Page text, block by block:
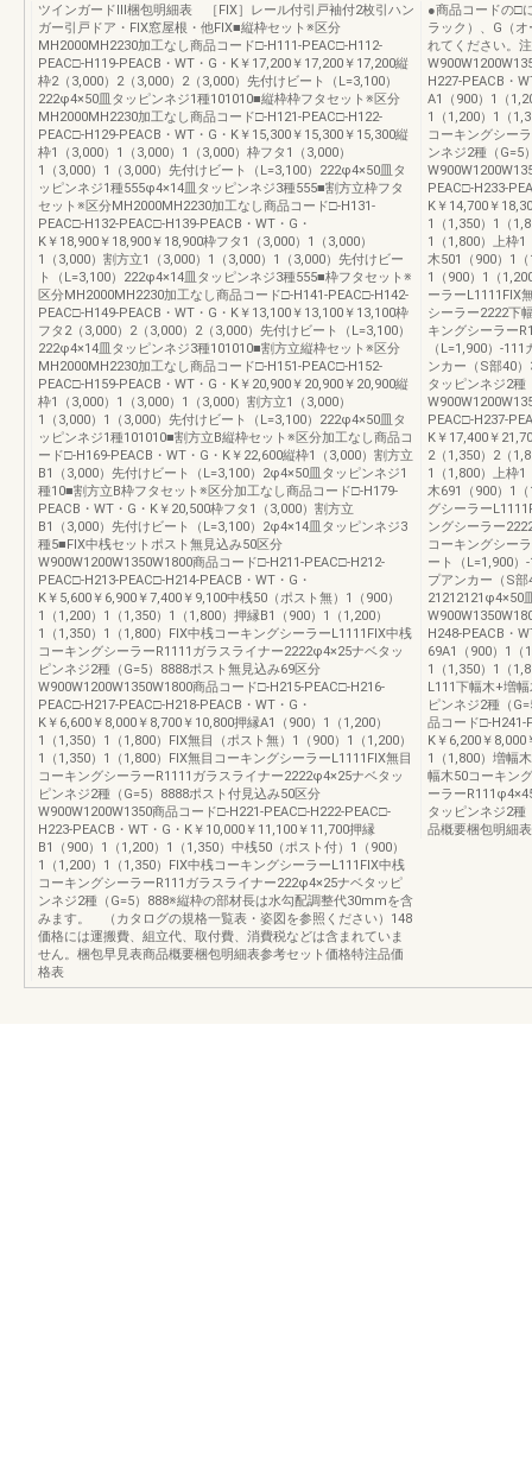
ツインガードⅢ梱包明細表 ［FIX］レール付引戸袖付2枚引ハン
ガー引戸ドア・FIX窓屋根・他FIX■縦枠セット※区分
MH2000MH2230加工なし商品コード□-H111-PEAC□-H112-
PEAC□-H119-PEACB・WT・G・K￥17,200￥17,200￥17,200縦
枠2（3,000）2（3,000）2（3,000）先付けビート（L=3,100）
222φ4×50皿タッピンネジ1種101010■縦枠枠フタセット※区分
MH2000MH2230加工なし商品コード□-H121-PEAC□-H122-
PEAC□-H129-PEACB・WT・G・K￥15,300￥15,300￥15,300縦
枠1（3,000）1（3,000）1（3,000）枠フタ1（3,000）
1（3,000）1（3,000）先付けビート（L=3,100）222φ4×50皿タ
ッピンネジ1種555φ4×14皿タッピンネジ3種555■割方立枠フタ
セット※区分MH2000MH2230加工なし商品コード□-H131-
PEAC□-H132-PEAC□-H139-PEACB・WT・G・
K￥18,900￥18,900￥18,900枠フタ1（3,000）1（3,000）
1（3,000）割方立1（3,000）1（3,000）1（3,000）先付けビー
ト（L=3,100）222φ4×14皿タッピンネジ3種555■枠フタセット※
区分MH2000MH2230加工なし商品コード□-H141-PEAC□-H142-
PEAC□-H149-PEACB・WT・G・K￥13,100￥13,100￥13,100枠
フタ2（3,000）2（3,000）2（3,000）先付けビート（L=3,100）
222φ4×14皿タッピンネジ3種101010■割方立縦枠セット※区分
MH2000MH2230加工なし商品コード□-H151-PEAC□-H152-
PEAC□-H159-PEACB・WT・G・K￥20,900￥20,900￥20,900縦
枠1（3,000）1（3,000）1（3,000）割方立1（3,000）
1（3,000）1（3,000）先付けビート（L=3,100）222φ4×50皿タ
ッピンネジ1種101010■割方立B縦枠セット※区分加工なし商品コ
ード□-H169-PEACB・WT・G・K￥22,600縦枠1（3,000）割方立
B1（3,000）先付けビート（L=3,100）2φ4×50皿タッピンネジ1
種10■割方立B枠フタセット※区分加工なし商品コード□-H179-
PEACB・WT・G・K￥20,500枠フタ1（3,000）割方立
B1（3,000）先付けビート（L=3,100）2φ4×14皿タッピンネジ3
種5■FIX中桟セットポスト無見込み50区分
W900W1200W1350W1800商品コード□-H211-PEAC□-H212-
PEAC□-H213-PEAC□-H214-PEACB・WT・G・
K￥5,600￥6,900￥7,400￥9,100中桟50（ポスト無）1（900）
1（1,200）1（1,350）1（1,800）押縁B1（900）1（1,200）
1（1,350）1（1,800）FIX中桟コーキングシーラーL1111FIX中桟
コーキングシーラーR1111ガラスライナー2222φ4×25ナベタッ
ピンネジ2種（G=5）8888ポスト無見込み69区分
W900W1200W1350W1800商品コード□-H215-PEAC□-H216-
PEAC□-H217-PEAC□-H218-PEACB・WT・G・
K￥6,600￥8,000￥8,700￥10,800押縁A1（900）1（1,200）
1（1,350）1（1,800）FIX無目（ポスト無）1（900）1（1,200）
1（1,350）1（1,800）FIX無目コーキングシーラーL1111FIX無目
コーキングシーラーR1111ガラスライナー2222φ4×25ナベタッ
ピンネジ2種（G=5）8888ポスト付見込み50区分
W900W1200W1350商品コード□-H221-PEAC□-H222-PEAC□-
H223-PEACB・WT・G・K￥10,000￥11,100￥11,700押縁
B1（900）1（1,200）1（1,350）中桟50（ポスト付）1（900）
1（1,200）1（1,350）FIX中桟コーキングシーラーL111FIX中桟
コーキングシーラーR111ガラスライナー222φ4×25ナベタッピ
ンネジ2種（G=5）888※縦枠の部材長は水勾配調整代30mmを含
みます。 （カタログの規格一覧表・姿図を参照ください）148
価格には運搬費、組立代、取付費、消費税などは含まれていま
せん。梱包早見表商品概要梱包明細表参考セット価格特注品価
格表
●商品コードの□
ラック）、G（
れてください。
H227-PEACB・
A1（900）1（
1（1,200）1（
コーキングシー
ンネジ2種（G=5
PEAC□-H233-
K￥14,700￥
1（1,350）1（
1（1,800）上枠1
木501（900）1
1（900）1（
ーラーL1111FIX
シーラー2222下
キングシーラー
（L=1,900）-
ンカー（S部40
タッピンネジ2種
PEAC□-H237-
K￥17,400￥
2（1,350）2（
1（1,800）上枠1
木691（900）1
グシーラー
ングシーラー
コーキングシー
ート（L=1,900
プアンカー（S
21212121φ4×50
H248-PEACB・
69A1（900）1（
1（1,350）1（
L111下幅木+増
ピンネジ2種（
品コード□-H241-
K￥6,200￥8,000
1（1,800）増幅
幅木50コーキン
ーラー
タッピンネジ2種
品概要梱包明細